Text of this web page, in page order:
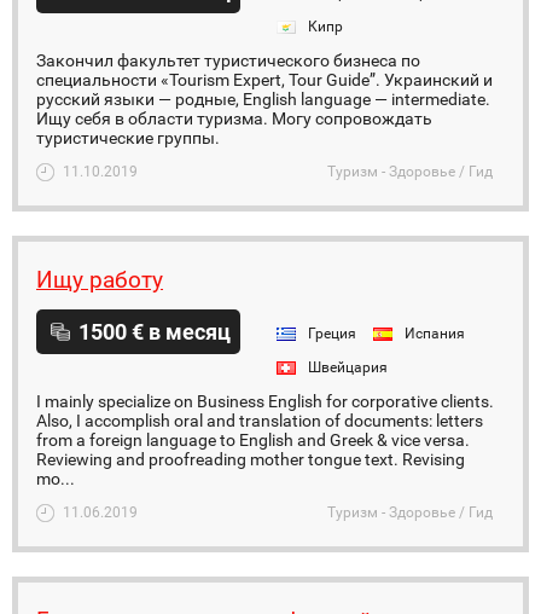
Кипр
Закончил факультет туристического бизнеса по
специальности «Tourism Expert, Tour Guide”. Украинский и
русский языки — родные, English language — intermediate.
Ищу себя в области туризма. Могу сопровождать
туристические группы.
11.10.2019 Туризм - Здоровье / Гид
Ищу работу
1500 € в месяц Греция
Испания
Швейцария
I mainly specialize on Business English for corporative clients.
Also, I accomplish oral and translation of documents: letters
from a foreign language to English and Greek & vice versa.
Reviewing and proofreading mother tongue text. Revising
mo...
11.06.2019 Туризм - Здоровье / Гид